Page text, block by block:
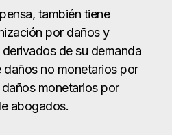
también tiene
por daños y
de su demanda
daños no monetarios por
monetarios por
abogados.